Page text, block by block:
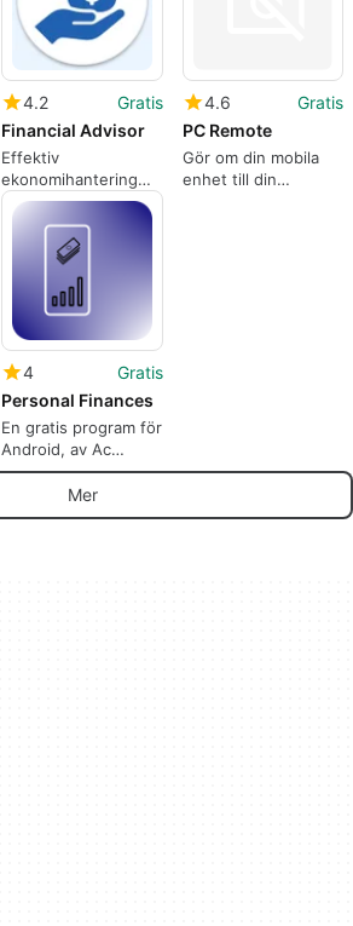
4.2
Gratis
Financial Advisor
Effektiv
ekonomihantering
med Financial
Advisor
4.6
Gratis
PC Remote
Gör om din mobila
enhet till din
4
Gratis
Personal Finances
En gratis program för
Android, av Ac
Studio Soft.
Mer